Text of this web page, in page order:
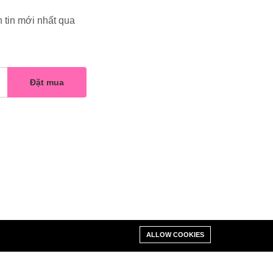
tin mới nhất qua
Đặt mua
ALLOW COOKIES